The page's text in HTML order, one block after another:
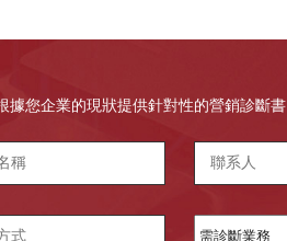
據您企業的現狀提供針對性的營銷診斷書